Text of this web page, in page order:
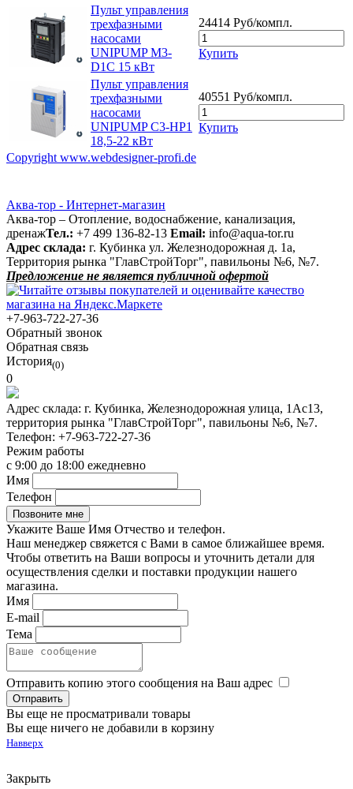
Пульт управления
трехфазными
насосами
UNIPUMP M3-
D1C 15 кВт
24414 Руб/компл.
Купить
Пульт управления
трехфазными
насосами
UNIPUMP C3-HP1
18,5-22 кВт
40551 Руб/компл.
Купить
Copyright www.webdesigner-profi.de
Аква-тор - Интернет-магазин
Аква-тор – Отопление, водоснабжение, канализация,
дренажТел.: +7 499 136-82-13 Email: info@aqua-tor.ru
Адрес склада: г. Кубинка ул. Железнодорожная д. 1а,
Территория рынка "ГлавСтройТорг", павильоны №6, №7.
Предложение не является публичной офертой
+7-963-722-27-36
Обратный звонок
Обратная связь
История(0)
0
Адрес склада: г. Кубинка, Железнодорожная улица, 1Ас13,
территория рынка "ГлавСтройТорг", павильоны №6, №7.
Телефон: +7-963-722-27-36
Режим работы
с 9:00 до 18:00 ежедневно
Имя
Телефон
Укажите Ваше Имя Отчество и телефон.
Наш менеджер свяжется с Вами в самое ближайшее время.
Чтобы ответить на Ваши вопросы и уточнить детали для
осуществления сделки и поставки продукции нашего
магазина.
Имя
E-mail
Тема
Отправить копию этого сообщения на Ваш адрес
Вы еще не просматривали товары
Вы еще ничего не добавили в корзину
Навверх
Закрыть